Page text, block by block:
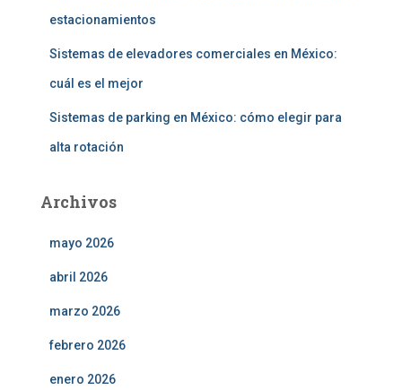
estacionamientos
Sistemas de elevadores comerciales en México:
cuál es el mejor
Sistemas de parking en México: cómo elegir para
alta rotación
Archivos
mayo 2026
abril 2026
marzo 2026
febrero 2026
enero 2026